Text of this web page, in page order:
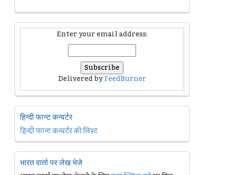
Enter your email address:
Delivered byFeedBurner
हिन्दी फान्ट कन्वर्टर
हिन्दी फान्ट कन्वर्टर की लिस्ट
भारत वार्ता पर लेख भेजे